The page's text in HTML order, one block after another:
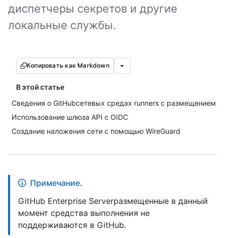
диспетчеры секретов и другие
локальные службы.
Копировать как Markdown
В этой статье
Сведения о GitHubсетевых средах runners с размещением
Использование шлюза API с OIDC
Создание наложения сети с помощью WireGuard
Примечание.
GitHub Enterprise Serverразмещенные в данный
момент средства выполнения не
поддерживаются в GitHub.